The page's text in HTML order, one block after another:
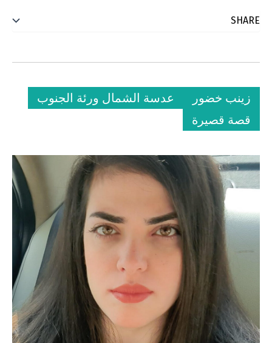
زينب خضور
عدسة الشمال ورئة الجنوب
قصة قصيرة